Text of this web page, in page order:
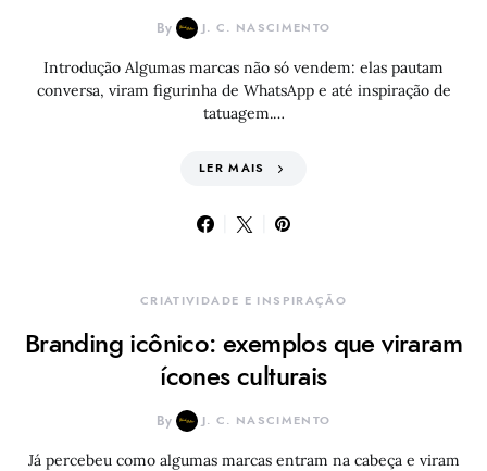
By J. C. NASCIMENTO
Introdução Algumas marcas não só vendem: elas pautam
conversa, viram figurinha de WhatsApp e até inspiração de
tatuagem.…
LER MAIS
CRIATIVIDADE E INSPIRAÇÃO
Branding icônico: exemplos que viraram
ícones culturais
By J. C. NASCIMENTO
Já percebeu como algumas marcas entram na cabeça e viram